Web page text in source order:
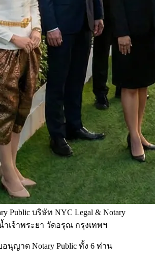
Public บริษัท NYC Legal & Notary
ำเจ้าพระยา วัดอรุณ กรุงเทพฯ
นุญาต Notary Public ทั้ง 6 ท่าน